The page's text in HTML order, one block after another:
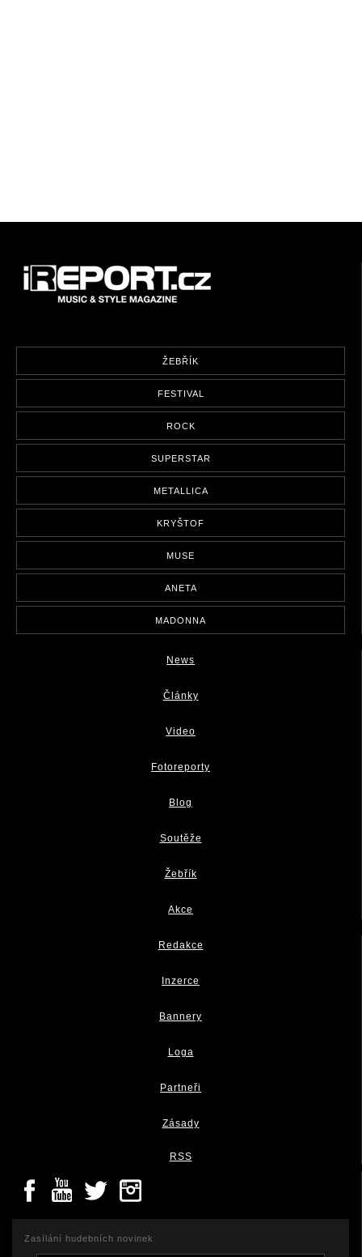
ŽEBŘÍK
FESTIVAL
ROCK
SUPERSTAR
METALLICA
KRYŠTOF
MUSE
ANETA
MADONNA
News
Články
Video
Fotoreporty
Blog
Soutěže
Žebřík
Akce
Redakce
Inzerce
Bannery
Loga
Partneři
Zásady
RSS
Zasílání hudebních novinek